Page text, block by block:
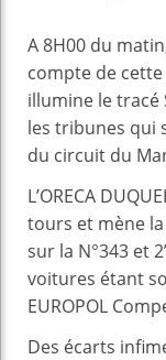
A 8H00 du
compte de
illumine le tracé
les tribunes qui
du circuit du
L’ORECA
tours et mène la
sur la N°343 et
voitures étant
EUROPOL
Des écarts